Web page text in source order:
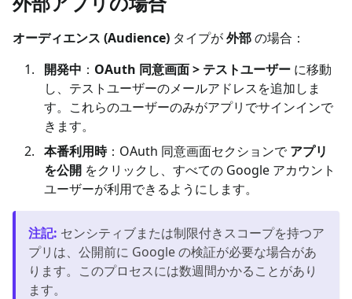
オーディエンス (Audience) タイプが外部の場合：
開発中 ： OAuth 同意画面 > テストユーザー に移動
し、テストユーザーのメールアドレスを追加しま
す。これらのユーザーのみがアプリでサインインで
きます。
本番利用時：OAuth 同意画面セクションでアプリ
を公開 をクリックし、すべての Google アカウント
ユーザーが利用できるようにします。
注記: センシティブまたは制限付きスコープを持つア
プリは、公開前に Google の検証が必要な場合があ
ります。このプロセスには数週間かかることがあり
ます。